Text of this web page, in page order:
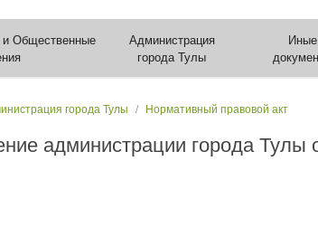
Общественные
Администрация
города Тулы
города Тулы Нормативный правовой акт
администрации города